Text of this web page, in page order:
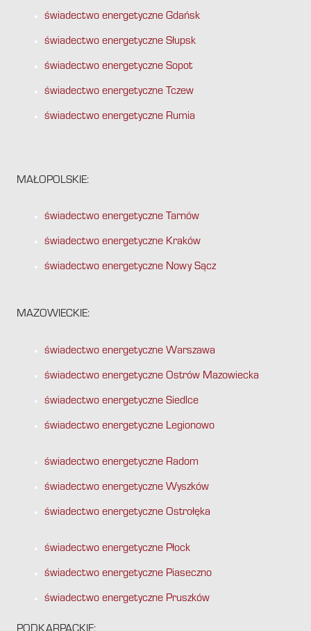
świadectwo energetyczne Gdańsk
świadectwo energetyczne Słupsk
świadectwo energetyczne Sopot
świadectwo energetyczne Tczew
świadectwo energetyczne Rumia
MAŁOPOLSKIE:
świadectwo energetyczne Tarnów
świadectwo energetyczne Kraków
świadectwo energetyczne Nowy Sącz
MAZOWIECKIE:
świadectwo energetyczne Warszawa
świadectwo energetyczne Ostrów Mazowiecka
świadectwo energetyczne Siedlce
świadectwo energetyczne Legionowo
świadectwo energetyczne Radom
świadectwo energetyczne Wyszków
świadectwo energetyczne Ostrołęka
świadectwo energetyczne Płock
świadectwo energetyczne Piaseczno
świadectwo energetyczne Pruszków